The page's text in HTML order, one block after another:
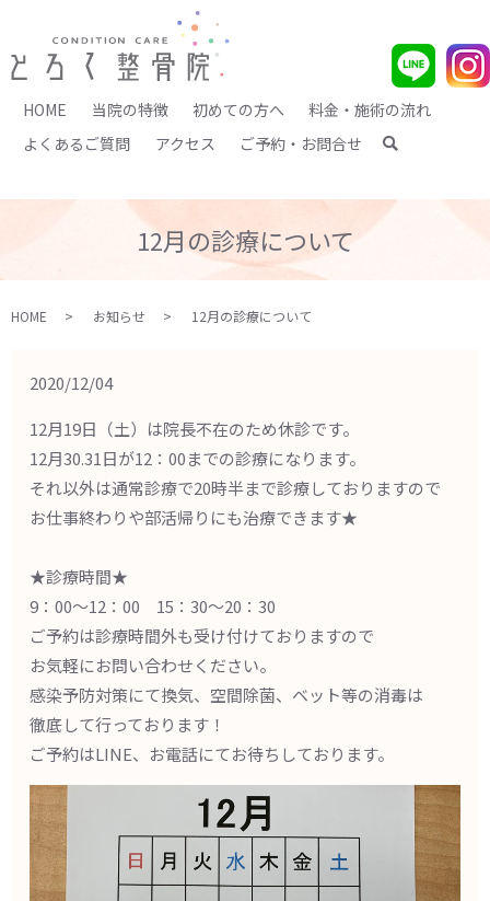
HOME 当院の特徴 初めての方へ
料金・施術の流れ
よくあるご質問
アクセス ご予約・お問合せ search
12月の診療について
HOME お知らせ 12月の診療について
2020/12/04
12月19日（土）は院長不在のため休診です。
12月30.31日が12：00までの診療になります。
それ以外は通常診療で20時半まで診療しておりますので
お仕事終わりや部活帰りにも治療できます★
★診療時間★
9：00～12：00 15：30～20：30
ご予約は診療時間外も受け付けておりますので
お気軽にお問い合わせください。
感染予防対策にて換気、空間除菌、ベット等の消毒は
徹底して行っております！
ご予約はLINE、お電話にてお待ちしております。